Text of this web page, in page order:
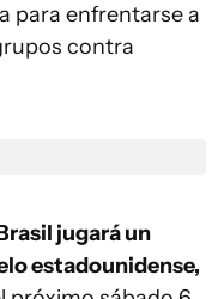
para enfrentarse a
contra
jugará un
estadounidense,